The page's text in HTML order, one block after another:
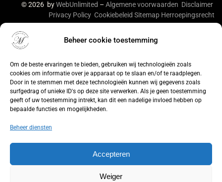
Beheer cookie toestemming
Om de beste ervaringen te bieden, gebruiken wij technologieën zoals
cookies om informatie over je apparaat op te slaan en/of te raadplegen.
Door in te stemmen met deze technologieën kunnen wij gegevens zoals
surfgedrag of unieke ID's op deze site verwerken. Als je geen toestemming
geeft of uw toestemming intrekt, kan dit een nadelige invloed hebben op
bepaalde functies en mogelijkheden.
Beheer diensten
Accepteren
Weiger
© 2026 byWebUnlimited – Algemene voorwaarden Disclaimer
Privacy Policy Cookiebeleid Sitemap Herroepingsrecht
De waardering van lingeriebym.nl/ bij
WebwinkelKeur